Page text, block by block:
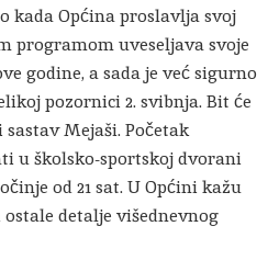
kada Općina proslavlja svoj
programom uveseljava svoje
godine, a sada je već sigurno
pozornici 2. svibnja. Bit će
Mejaši. Početak
u školsko-sportskoj dvorani
od 21 sat. U Općini kažu
detalje višednevnog